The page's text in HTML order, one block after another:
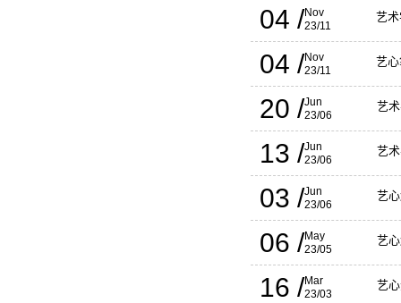
04 /Nov
23/11
艺术
04 /Nov
23/11
艺
20 /Jun
23/06
艺
13 /Jun
23/06
艺
03 /Jun
23/06
艺
06 /May
23/05
艺
16 /Mar
23/03
艺